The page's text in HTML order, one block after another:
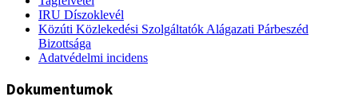
IRU Díszoklevél
Közúti Közlekedési Szolgáltatók Alágazati Párbeszéd
Bizottsága
Adatvédelmi incidens
Dokumentumok